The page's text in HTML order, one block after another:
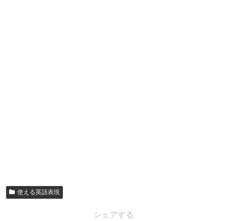
使える英語表現
シェアする